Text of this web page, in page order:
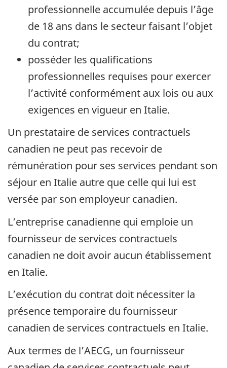
professionnelle accumulée depuis l’âge
de 18 ans dans le secteur faisant l’objet
du contrat;
posséder les qualifications
professionnelles requises pour exercer
l’activité conformément aux lois ou aux
exigences en vigueur en Italie.
Un prestataire de services contractuels
canadien ne peut pas recevoir de
rémunération pour ses services pendant son
séjour en Italie autre que celle qui lui est
versée par son employeur canadien.
L’entreprise canadienne qui emploie un
fournisseur de services contractuels
canadien ne doit avoir aucun établissement
en Italie.
L’exécution du contrat doit nécessiter la
présence temporaire du fournisseur
canadien de services contractuels en Italie.
Aux termes de l’AECG, un fournisseur